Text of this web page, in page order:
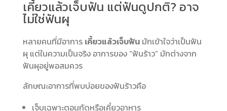
เคี้ยวแล้วเจ็บฟัน แต่ฟันดูปกติ? อาจ
ไม่ใช่ฟันผุ
หลายคนที่มีอาการ เคี้ยวแล้วเจ็บฟัน มักเข้าใจว่าเป็นฟัน
ผุ แต่ในความเป็นจริง อาการของ “ฟันร้าว” มักต่างจาก
ฟันผุอยู่พอสมควร
ลักษณะอาการที่พบบ่อยของฟันร้าวคือ
เจ็บเฉพาะตอนกัดหรือเคี้ยวอาหาร